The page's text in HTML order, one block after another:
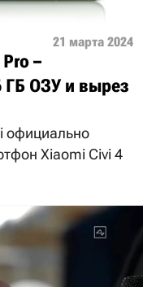
21 марта 2024
–
ГБ ОЗУ и вырез
официально
Xiaomi Civi 4